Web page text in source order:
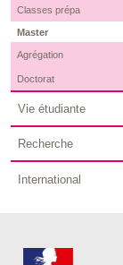
Classes prépa
Master
Agrégation
Doctorat
Vie étudiante
Recherche
International